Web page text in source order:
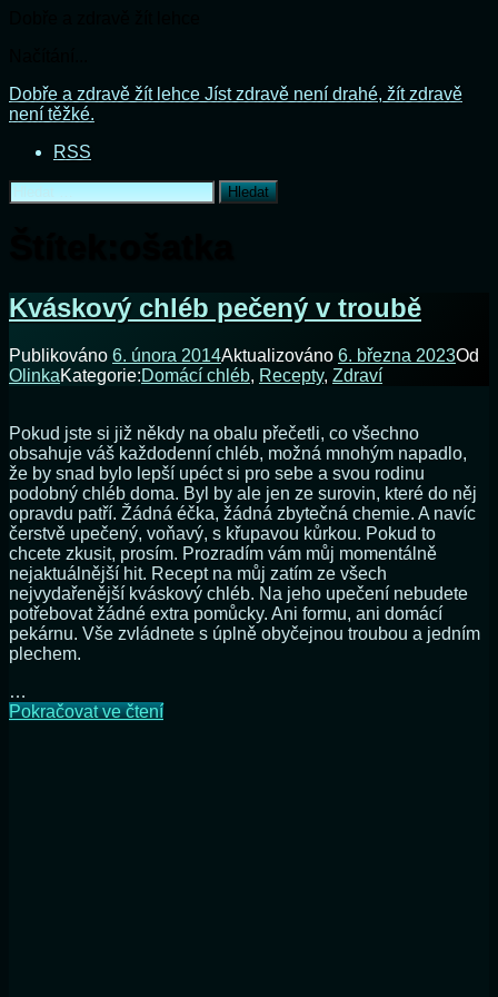
Přejít
k
webu
Dobře a zdravě žít lehce Jíst zdravě není drahé, žít zdravě
není těžké.
RSS
Vyhledávání
Kváskový chléb pečený v troubě
Publikováno 6. února 2014Aktualizováno 6. března 2023Od
OlinkaKategorie:Domácí chléb, Recepty, Zdraví
Pokud jste si již někdy na obalu přečetli, co všechno
obsahuje váš každodenní chléb, možná mnohým napadlo,
že by snad bylo lepší upéct si pro sebe a svou rodinu
podobný chléb doma. Byl by ale jen ze surovin, které do něj
opravdu patří. Žádná éčka, žádná zbytečná chemie. A navíc
čerstvě upečený, voňavý, s křupavou kůrkou. Pokud to
chcete zkusit, prosím. Prozradím vám můj momentálně
nejaktuálnější hit. Recept na můj zatím ze všech
nejvydařenější kváskový chléb. Na jeho upečení nebudete
potřebovat žádné extra pomůcky. Ani formu, ani domácí
pekárnu. Vše zvládnete s úplně obyčejnou troubou a jedním
plechem.
…
Pokračovat ve čteníKváskový